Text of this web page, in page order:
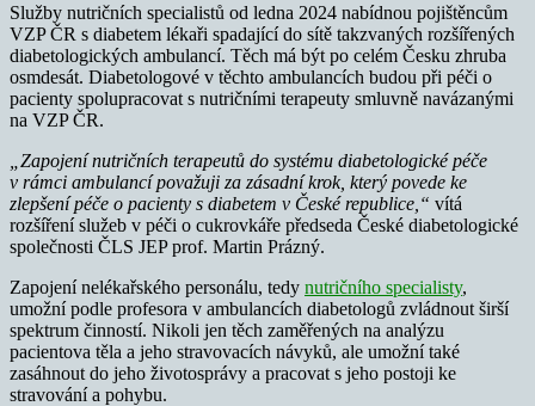
Služby nutričních specialistů od ledna 2024 nabídnou pojištěncům
VZP ČR s diabetem lékaři spadající do sítě takzvaných rozšířených
diabetologických ambulancí. Těch má být po celém Česku zhruba
osmdesát. Diabetologové v těchto ambulancích budou při péči o
pacienty spolupracovat s nutričními terapeuty smluvně navázanými
na VZP ČR.
„Zapojení nutričních terapeutů do systému diabetologické péče
v rámci ambulancí považuji za zásadní krok, který povede ke
zlepšení péče o pacienty s diabetem v České republice,“ vítá
rozšíření služeb v péči o cukrovkáře předseda České diabetologické
společnosti ČLS JEP prof. Martin Prázný.
Zapojení nelékařského personálu, tedy nutričního specialisty,
umožní podle profesora v ambulancích diabetologů zvládnout širší
spektrum činností. Nikoli jen těch zaměřených na analýzu
pacientova těla a jeho stravovacích návyků, ale umožní také
zasáhnout do jeho životosprávy a pracovat s jeho postoji ke
stravování a pohybu.